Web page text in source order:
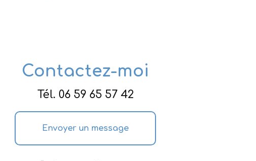
Contactez-moi
Tél. 06 59 65 57 42
Envoyer un message